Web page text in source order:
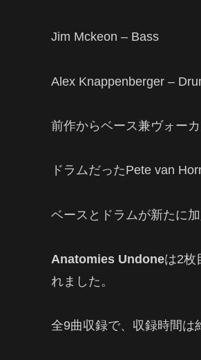
Jim Mckeon – Bass
Alex Knappenberger –
前作からベース兼ヴォー
ドラムだったPete van
ベースとドラムが新たに
Anatomies Undoneは2枚
れました。
全9曲収録で、収録時間は